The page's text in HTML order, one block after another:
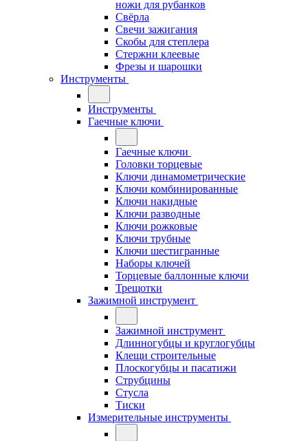
ножи для рубанков
Свёрла
Свечи зажигания
Скобы для степлера
Стержни клеевые
Фрезы и шарошки
Инструменты
Инструменты
Гаечные ключи
Гаечные ключи
Головки торцевые
Ключи динамометрические
Ключи комбинированные
Ключи накидные
Ключи разводные
Ключи рожковые
Ключи трубные
Ключи шестигранные
Наборы ключей
Торцевые баллонные ключи
Трещотки
Зажимной инструмент
Зажимной инструмент
Длинногубцы и круглогубцы
Клещи строительные
Плоскогубцы и пасатижи
Струбцины
Стусла
Тиски
Измерительные инструменты